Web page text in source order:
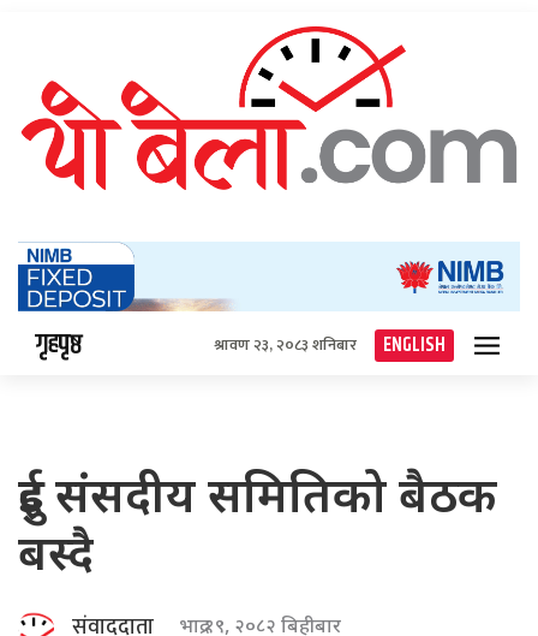
गृहपृष्ठ श्रावण २३, २०८३ शनिबार ENGLISH
दुई संसदीय समितिको बैठक
बस्दै
संवाददाता भाद्र १९, २०८२ बिहीबार